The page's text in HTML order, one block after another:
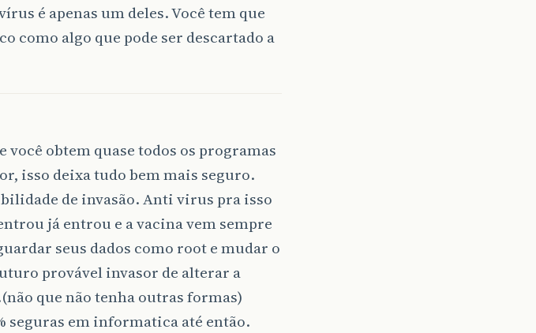
é apenas um deles. Você tem que
como algo que pode ser descartado a
obtem quase todos os programas
isso deixa tudo bem mais seguro.
de invasão. Anti virus pra isso
já entrou e a vacina vem sempre
seus dados como root e mudar o
provável invasor de alterar a
que não tenha outras formas)
seguras em informatica até então.